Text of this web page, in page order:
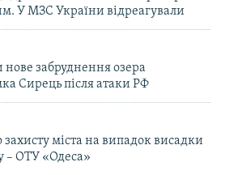
У МЗС України відреагували
нове забруднення озера
Сирець після атаки РФ
захисту міста на випадок висадки
– ОТУ «Одеса»